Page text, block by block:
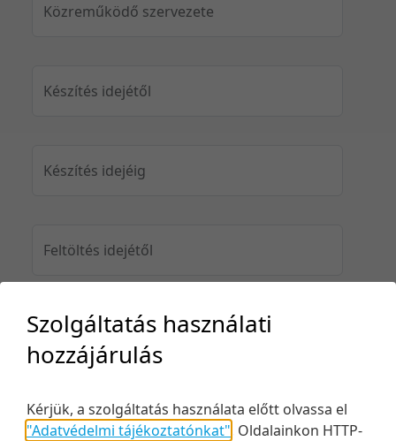
Közreműködő szervezete
Készítés idejétől
Készítés idejéig
Feltöltés idejétől
Feltöltés idejéig
Keresés
Szolgáltatás használati
hozzájárulás
Kérjük, a szolgáltatás használata előtt olvassa el
"Adatvédelmi tájékoztatónkat" Oldalainkon HTTP-